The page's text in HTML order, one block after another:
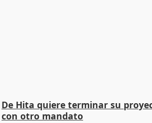
De Hita quiere terminar su
con otro mandato